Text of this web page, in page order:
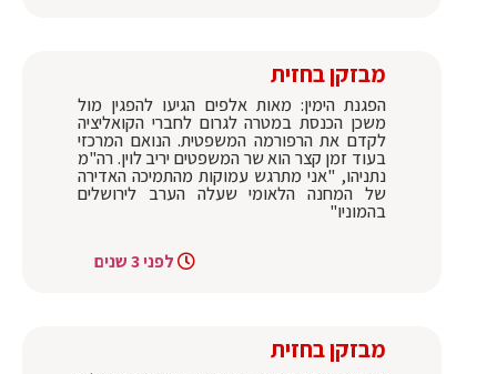
מבזקן בחזית
הפגנת הימין: מאות אלפים הגיעו להפגין מול
משכן הכנסת במטרה לגרום לחברי הקואליציה
לקדם את הרפורמה המשפטית. הנואם המרכזי
בעוד זמן קצר הוא שר המשפטים יריב לוין. רה"מ
נתניהו, "אני מתרגש עמוקות מהתמיכה האדירה
של המחנה הלאומי שעלה הערב לירושלים
בהמוניו"
לפני 3 שנים
מבזקן בחזית